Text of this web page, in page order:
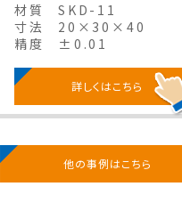
材質
SKD-11
寸法
20×30×40
精度
±0.01
詳しくはこちら
他の事例はこちら